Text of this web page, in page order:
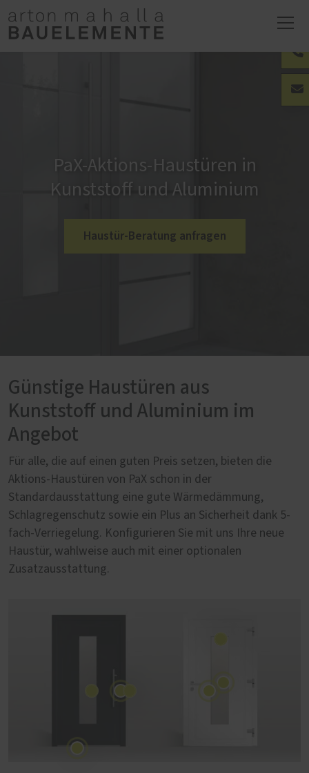
PaX-Aktions-Haustüren in
Kunststoff und Aluminium
Haustür-Beratung anfragen
Günstige Haustüren aus
Kunststoff und Aluminium im
Angebot
Für alle, die auf einen guten Preis setzen, bieten die
Aktions-Haustüren von PaX schon in der
Standardausstattung eine gute Wärmedämmung,
Schlagregenschutz sowie ein Plus an Sicherheit dank 5-
fach-Verriegelung. Konfigurieren Sie mit uns Ihre neue
Haustür, wahlweise auch mit einer optionalen
Zusatzausstattung.